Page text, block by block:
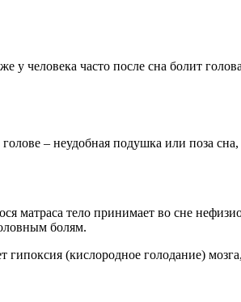
часто после сна болит
– неудобная подушка или поза
тело принимает во сне
болям.
(кислородное голодание)